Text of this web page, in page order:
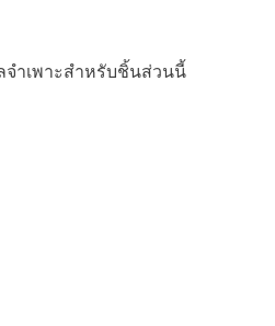
จำเพาะสำหรับชิ้นส่วนนี้